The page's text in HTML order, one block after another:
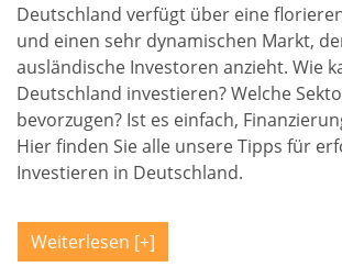
Deutschland verfügt über eine
und einen sehr dynamischen Markt,
ausländische Investoren anzieht. Wie
Deutschland investieren? Welche
bevorzugen? Ist es einfach,
Hier finden Sie alle unsere Tipps für
Investieren in Deutschland.
Weiterlesen